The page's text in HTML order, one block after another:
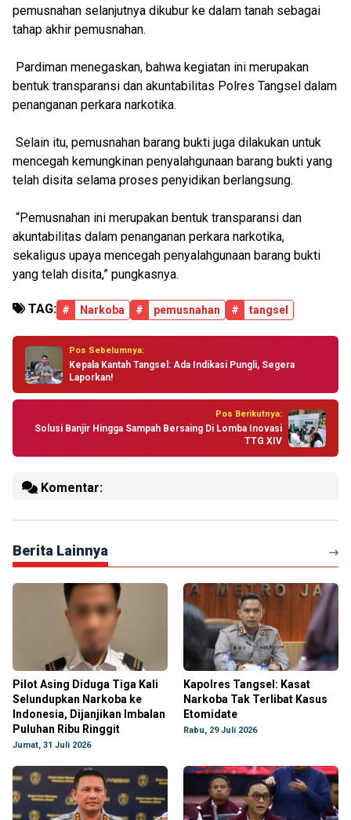
pemusnahan selanjutnya dikubur ke dalam tanah sebagai
tahap akhir pemusnahan.
Pardiman menegaskan, bahwa kegiatan ini merupakan
bentuk transparansi dan akuntabilitas Polres Tangsel dalam
penanganan perkara narkotika.
Selain itu, pemusnahan barang bukti juga dilakukan untuk
mencegah kemungkinan penyalahgunaan barang bukti yang
telah disita selama proses penyidikan berlangsung.
“Pemusnahan ini merupakan bentuk transparansi dan
akuntabilitas dalam penanganan perkara narkotika,
sekaligus upaya mencegah penyalahgunaan barang bukti
yang telah disita,” pungkasnya.
TAG: # Narkoba # pemusnahan # tangsel
Pos Sebelumnya:
Kepala Kantah Tangsel: Ada Indikasi Pungli, Segera
Laporkan!
Pos Berikutnya:
Solusi Banjir Hingga Sampah Bersaing Di Lomba Inovasi
TTG XIV
Komentar:
Berita Lainnya
Pilot Asing Diduga Tiga Kali
Selundupkan Narkoba ke
Indonesia, Dijanjikan Imbalan
Puluhan Ribu Ringgit
Jumat, 31 Juli 2026
Kapolres Tangsel: Kasat
Narkoba Tak Terlibat Kasus
Etomidate
Rabu, 29 Juli 2026